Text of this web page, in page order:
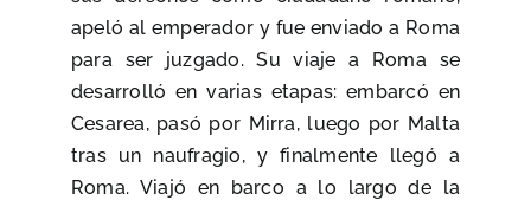
apeló al emperador y fue enviado a Roma
para ser juzgado. Su viaje a Roma se
desarrolló en varias etapas: embarcó en
Cesarea, pasó por Mirra, luego por Malta
tras un naufragio, y finalmente llegó a
Roma. Viajó en barco a lo largo de la